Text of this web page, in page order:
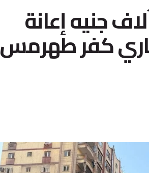
الجيزة يقرر صرف 10 آلاف جنيه إعانة
بعقاري كفر طهرمس